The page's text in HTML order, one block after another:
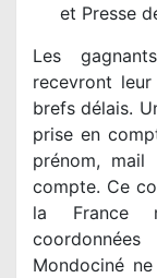
et Presse
Les
recevront
brefs délais.
prise en
prénom,
compte. Ce
la France
Mondociné